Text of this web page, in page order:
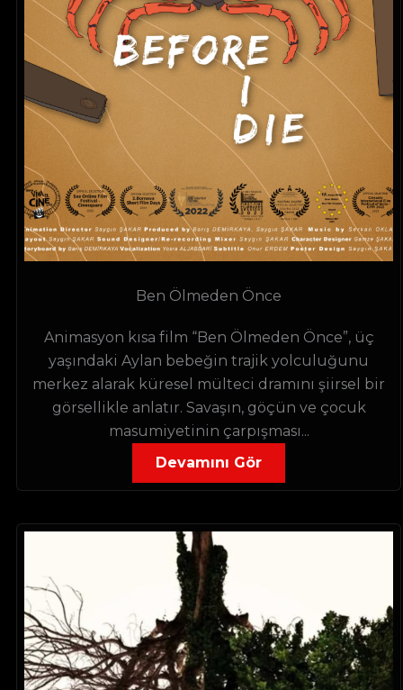
Ben Ölmeden Önce
Animasyon kısa film “Ben Ölmeden Önce”, üç
yaşındaki Aylan bebeğin trajik yolculuğunu
merkez alarak küresel mülteci dramını şiirsel bir
görsellikle anlatır. Savaşın, göçün ve çocuk
masumiyetinin çarpışması...
Devamını Gör